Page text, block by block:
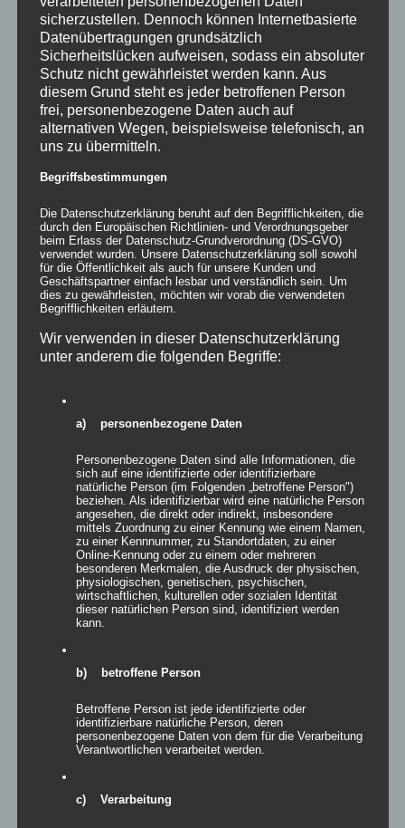
Pappfiguren
Bewertet
mit5.00von
5
Details
Inflatables airLove und airLovely
Bewertet
5.00von
Details
zur Wunschliste
sicherzustellen. Dennoch können Internetbasierte
Datenübertragungen grundsätzlich
Sicherheitslücken aufweisen, sodass ein absoluter
Schutz nicht gewährleistet werden kann. Aus
diesem Grund steht es jeder betroffenen Person
frei, personenbezogene Daten auch auf
alternativen Wegen, beispielsweise telefonisch, an
uns zu übermitteln.
Begriffsbestimmungen
Die Datenschutzerklärung beruht auf den Begrifflichkeiten, die
durch den Europäischen Richtlinien- und Verordnungsgeber
beim Erlass der Datenschutz-Grundverordnung (DS-GVO)
verwendet wurden. Unsere Datenschutzerklärung soll sowohl
für die Öffentlichkeit als auch für unsere Kunden und
Geschäftspartner einfach lesbar und verständlich sein. Um
dies zu gewährleisten, möchten wir vorab die verwendeten
Begrifflichkeiten erläutern.
Wir verwenden in dieser Datenschutzerklärung
unter anderem die folgenden Begriffe:
a) personenbezogene Daten
Personenbezogene Daten sind alle Informationen, die
sich auf eine identifizierte oder identifizierbare
natürliche Person (im Folgenden „betroffene Person")
beziehen. Als identifizierbar wird eine natürliche Person
angesehen, die direkt oder indirekt, insbesondere
mittels Zuordnung zu einer Kennung wie einem Namen,
zu einer Kennnummer, zu Standortdaten, zu einer
Online-Kennung oder zu einem oder mehreren
besonderen Merkmalen, die Ausdruck der physischen,
physiologischen, genetischen, psychischen,
wirtschaftlichen, kulturellen oder sozialen Identität
dieser natürlichen Person sind, identifiziert werden
kann.
b) betroffene Person
Betroffene Person ist jede identifizierte oder
identifizierbare natürliche Person, deren
personenbezogene Daten von dem für die Verarbeitung
Verantwortlichen verarbeitet werden.
c) Verarbeitung